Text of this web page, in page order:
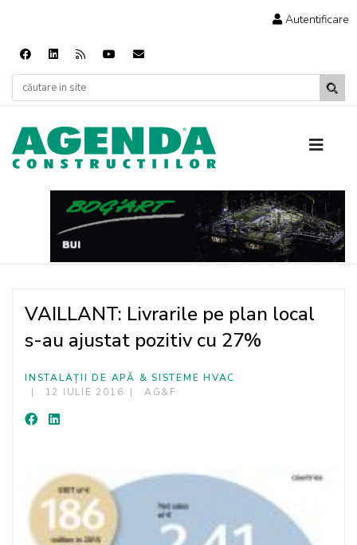
Autentificare
VAILLANT: Livrarile pe plan local
s-au ajustat pozitiv cu 27%
INSTALAȚII DE APĂ & SISTEME HVAC
12 IULIE 2016
AG&F